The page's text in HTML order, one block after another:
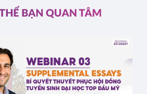
BẠN QUAN TÂM